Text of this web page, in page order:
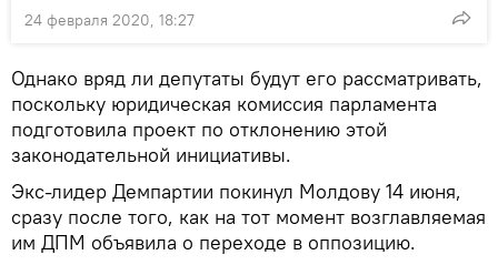
24 февраля 2020, 18:27
Однако вряд ли депутаты будут его рассматривать,
поскольку юридическая комиссия парламента
подготовила проект по отклонению этой
законодательной инициативы.
Экс-лидер Демпартии покинул Молдову 14 июня,
сразу после того, как на тот момент возглавляемая
им ДПМ объявила о переходе в оппозицию.